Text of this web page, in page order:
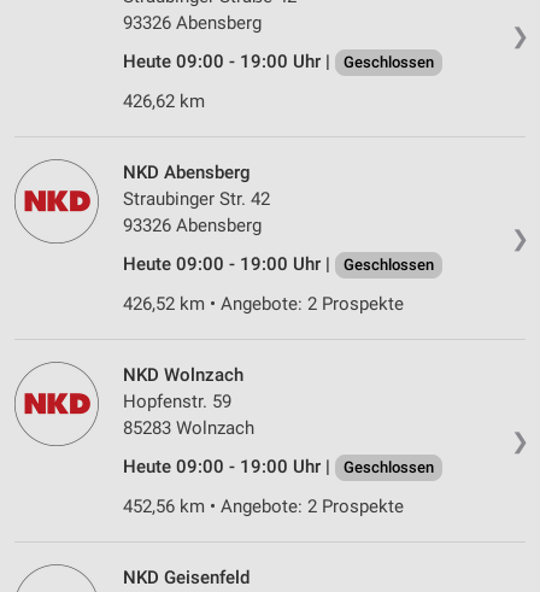
❯
93326 Abensberg
Heute 09:00 - 19:00 Uhr |
Geschlossen
426,62 km
❯
NKD Abensberg
Straubinger Str. 42
93326 Abensberg
Heute 09:00 - 19:00 Uhr |
Geschlossen
426,52 km • Angebote: 2 Prospekte
❯
NKD Wolnzach
Hopfenstr. 59
85283 Wolnzach
Heute 09:00 - 19:00 Uhr |
Geschlossen
452,56 km • Angebote: 2 Prospekte
NKD Geisenfeld